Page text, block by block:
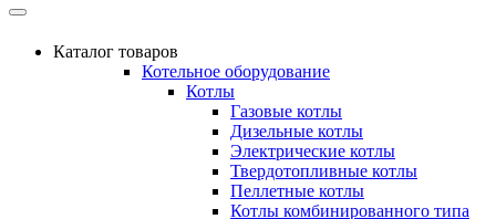
Каталог товаров
Котельное оборудование
Котлы
Газовые котлы
Дизельные котлы
Электрические котлы
Твердотопливные котлы
Пеллетные котлы
Котлы комбинированного типа